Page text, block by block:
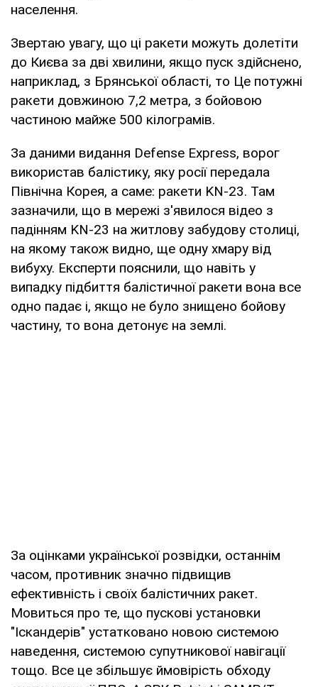
населення.
Звертаю увагу, що ці ракети можуть долетіти
до Києва за дві хвилини, якщо пуск здійснено,
наприклад, з Брянської області, то Це потужні
ракети довжиною 7,2 метра, з бойовою
частиною майже 500 кілограмів.
За даними видання Defense Express, ворог
використав балістику, яку росії передала
Північна Корея, а саме: ракети KN-23. Там
зазначили, що в мережі з'явилося відео з
падінням KN-23 на житлову забудову столиці,
на якому також видно, ще одну хмару від
вибуху. Експерти пояснили, що навіть у
випадку підбиття балістичної ракети вона все
одно падає і, якщо не було знищено бойову
частину, то вона детонує на землі.
За оцінками української розвідки, останнім
часом, противник значно підвищив
ефективність і своїх балістичних ракет.
Мовиться про те, що пускові установки
"Іскандерів" устатковано новою системою
наведення, системою супутникової навігації
тощо. Все це збільшує ймовірість обходу